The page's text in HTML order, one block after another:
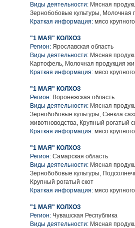
Виды деятельности: Мясная
Зернобобовые культуры, Молочная
Краткая информация: мясо
"1 МАЯ" КОЛХОЗ
Регион: Ярославская область
Виды деятельности: Мясная
Картофель, Молочная продукция
Краткая информация: мясо
"1 МАЯ" КОЛХОЗ
Регион: Воронежская область
Виды деятельности: Мясная
Зернобобовые культуры, Свекла
животноводства, Крупный рогатый
Краткая информация: мясо
"1 МАЯ" КОЛХОЗ
Регион: Самарская область
Виды деятельности: Мясная
Зернобобовые культуры,
Крупный рогатый скот
Краткая информация: мясо
"1 МАЯ" КОЛХОЗ
Регион: Чувашская Республика
Виды деятельности: Мясная